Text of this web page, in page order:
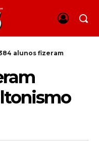
alunos fizeram